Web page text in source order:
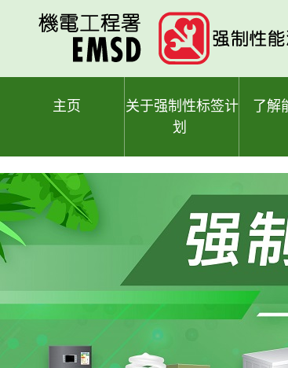
主页
关于强制性标签计
划
了解